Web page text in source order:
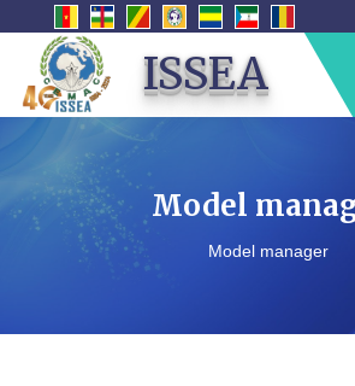
ISSEA
Model
Model manager